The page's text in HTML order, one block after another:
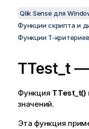
Qlik Sense для
Функции скрипта и
Функции T-критериев
TTest_t—
Функция TTest_t()
значений.
Эта функция